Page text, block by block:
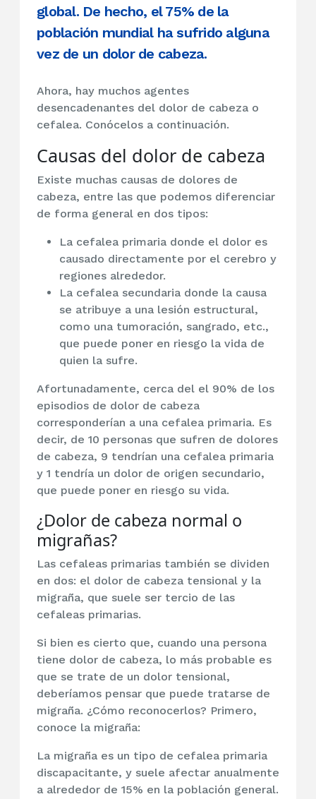
global. De hecho, el 75% de la
población mundial ha sufrido alguna
vez de un dolor de cabeza.
Ahora, hay muchos agentes
desencadenantes del dolor de cabeza o
cefalea. Conócelos a continuación.
Causas del dolor de cabeza
Existe muchas causas de dolores de
cabeza, entre las que podemos diferenciar
de forma general en dos tipos:
La cefalea primaria donde el dolor es
causado directamente por el cerebro y
regiones alrededor.
La cefalea secundaria donde la causa
se atribuye a una lesión estructural,
como una tumoración, sangrado, etc.,
que puede poner en riesgo la vida de
quien la sufre.
Afortunadamente, cerca del el 90% de los
episodios de dolor de cabeza
corresponderían a una cefalea primaria. Es
decir, de 10 personas que sufren de dolores
de cabeza, 9 tendrían una cefalea primaria
y 1 tendría un dolor de origen secundario,
que puede poner en riesgo su vida.
¿Dolor de cabeza normal o
migrañas?
Las cefaleas primarias también se dividen
en dos: el dolor de cabeza tensional y la
migraña, que suele ser tercio de las
cefaleas primarias.
Si bien es cierto que, cuando una persona
tiene dolor de cabeza, lo más probable es
que se trate de un dolor tensional,
deberíamos pensar que puede tratarse de
migraña. ¿Cómo reconocerlos? Primero,
conoce la migraña:
La migraña es un tipo de cefalea primaria
discapacitante, y suele afectar anualmente
a alrededor de 15% en la población general.